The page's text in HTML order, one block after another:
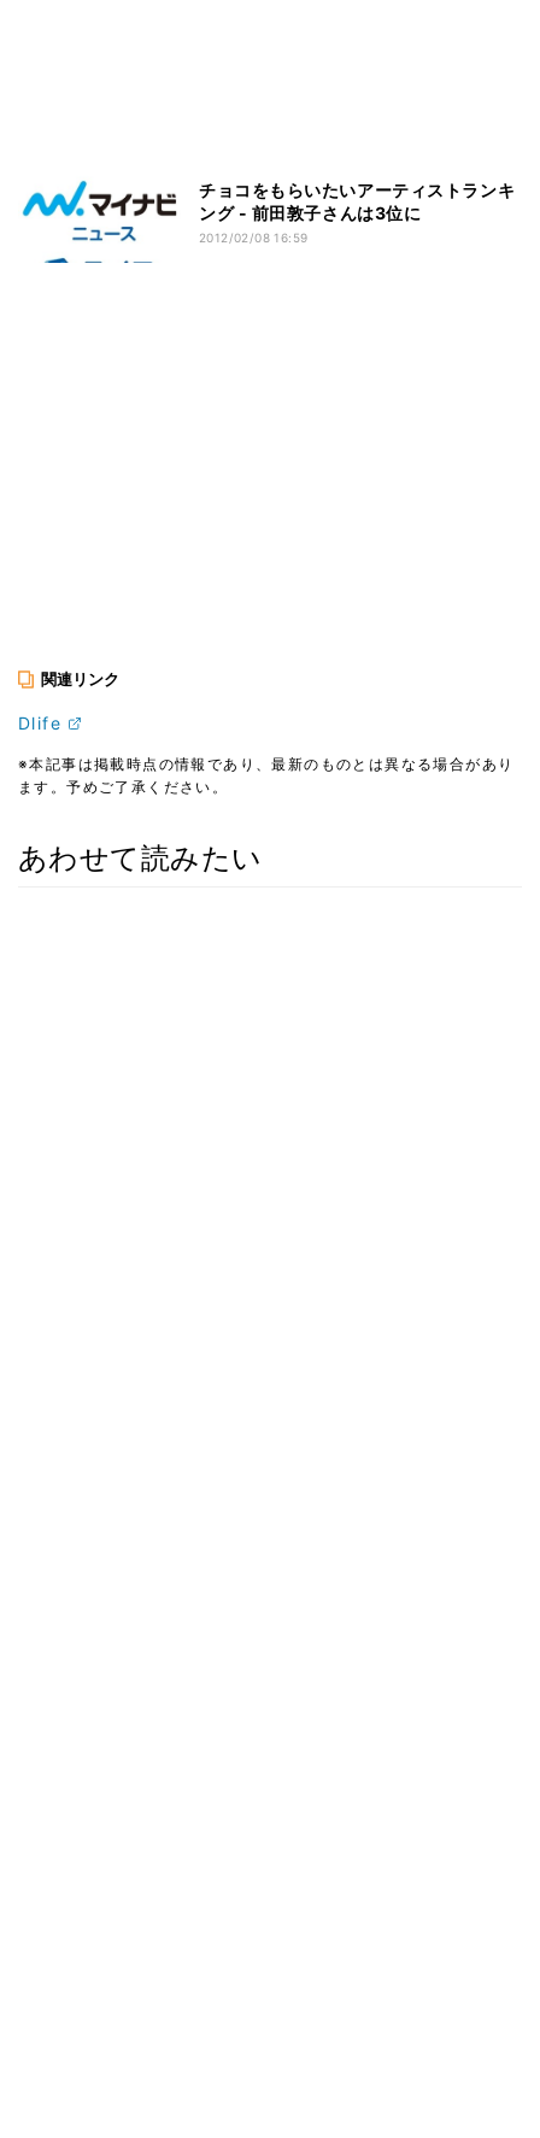
チョコをもらいたいアーティストランキ
ング - 前田敦子さんは3位に
2012/02/08 16:59
関連リンク
Dlife
※本記事は掲載時点の情報であり、最新のものとは異なる場合があり
ます。予めご了承ください。
あわせて読みたい